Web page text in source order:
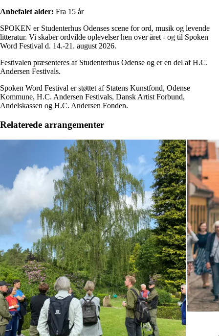
Anbefalet alder: Fra 15 år
SPOKEN er Studenterhus Odenses scene for ord, musik og levende
litteratur. Vi skaber ordvilde oplevelser hen over året - og til Spoken
Word Festival d. 14.-21. august 2026.
Festivalen præsenteres af Studenterhus Odense og er en del af H.C.
Andersen Festivals.
Spoken Word Festival er støttet af Statens Kunstfond, Odense
Kommune, H.C. Andersen Festivals, Dansk Artist Forbund,
Andelskassen og H.C. Andersen Fonden.
Relaterede arrangementer